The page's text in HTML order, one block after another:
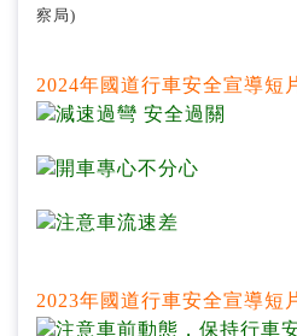
察局)
2024年國道行車安全宣導短
2023年國道行車安全宣導短